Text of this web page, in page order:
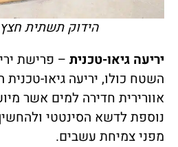
הידוק תשתית
יריעה גיאו-טכנית – פרישת
השטח כולו, יריעה גיאו-טכנית
אוורירית חדירה למים אשר
נוספת לדשא הסינטטי
מפני צמיחת עשבים.